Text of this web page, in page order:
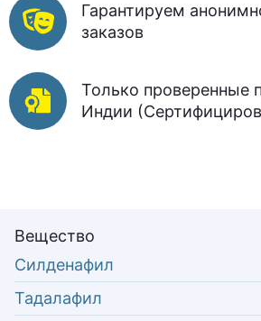
Гарантируем
заказов
Только проверенные
Индии
Вещество
Силденафил
Тадалафил